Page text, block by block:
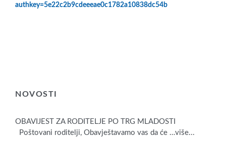
authkey=5e22c2b9cdeeeae0c1782a10838dc54b
NOVOSTI
OBAVIJEST ZA RODITELJE PO TRG MLADOSTI
Poštovani roditelji, Obavještavamo vas da će …više...